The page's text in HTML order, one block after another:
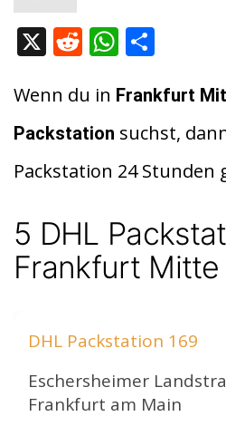
X R
d
di
t
W
at
s
A
p
p
le
n
Wenn du in Frankfurt
Packstation suchst,
Packstation 24 Stunden
5 DHL
Frankfurt Mitte
DHL Packstation 169
Eschersheimer
Frankfurt am Main